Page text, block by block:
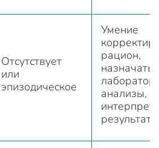
Отсутствует
или
эпизодическое
Умение
рацион,
назначать
анализы,
результаты